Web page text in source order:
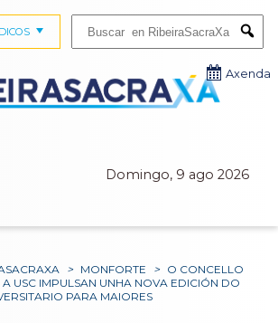
Domingo, 9 ago 2026
Axenda
> MONFORTE > O CONCELLO
USC IMPULSAN UNHA NOVA EDICIÓN DO
PARA MAIORES